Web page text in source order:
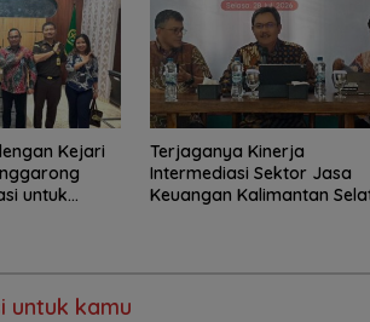
Kejari
untuk
Terjaganya Kinerja
Intermediasi Sektor Jasa
Keuangan Kalimantan
untuk kamu